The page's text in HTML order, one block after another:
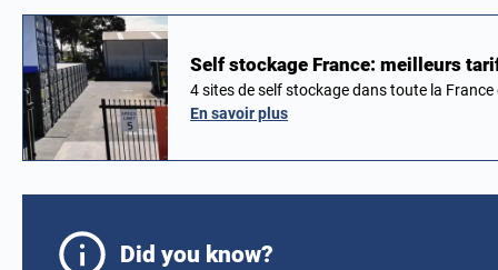
Self stockage France: meilleurs
4 sites de self stockage dans toute la
En savoir plus
Did you know?